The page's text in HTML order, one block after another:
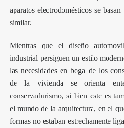
aparatos electrodomésticos se
similar.
Mientras que el diseño
industrial persiguen un estilo
las necesidades en boga de los
de la vivienda se orienta
conservadurismo, si bien este es
el mundo de la arquitectura, en el
formas no estaban estrechamente